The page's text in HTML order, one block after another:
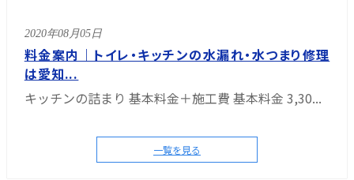
2020年08月05日
料金案内｜トイレ・キッチンの水漏れ・水つまり修理
は愛知...
キッチンの詰まり 基本料金＋施工費 基本料金 3,30...
一覧を見る